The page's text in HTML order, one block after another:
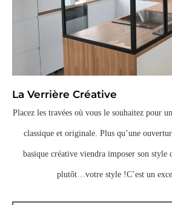
La Verrière Créative
Placez les travées où vous le souhaitez pour
classique et originale. Plus qu’une
basique créative viendra imposer son style
plutôt…votre style !C’est un